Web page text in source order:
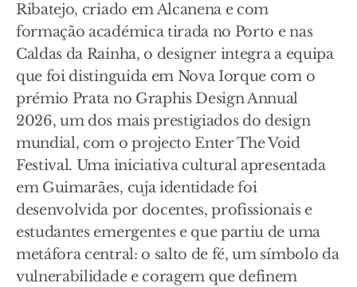
Ribatejo, criado em Alcanena e com
formação académica tirada no Porto e nas
Caldas da Rainha, o designer integra a equipa
que foi distinguida em Nova Iorque com o
prémio Prata no Graphis Design Annual
2026, um dos mais prestigiados do design
mundial, com o projecto Enter The Void
Festival. Uma iniciativa cultural apresentada
em Guimarães, cuja identidade foi
desenvolvida por docentes, profissionais e
estudantes emergentes e que partiu de uma
metáfora central: o salto de fé, um símbolo da
vulnerabilidade e coragem que definem